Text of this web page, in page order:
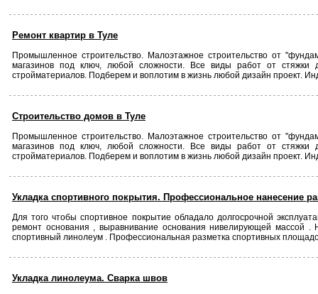
Ремонт квартир в Туле
Промышленное строительство. Малоэтажное строительство от
магазинов под ключ, любой сложности. Все виды работ от стяжки
стройматериалов. Подберем и воплотим в жизнь любой дизайн проект.
Строительство домов в Туле
Промышленное строительство. Малоэтажное строительство от
магазинов под ключ, любой сложности. Все виды работ от стяжки
стройматериалов. Подберем и воплотим в жизнь любой дизайн проект.
Укладка спортивного покрытия. Профессиональное нанесение
Для того чтобы спортивное покрытие обладало долгосрочной
ремонт основания , выравнивание основания нивелирующей массой
спортивный линолеум . Профессиональная разметка спортивных
Укладка линолеума. Сварка швов